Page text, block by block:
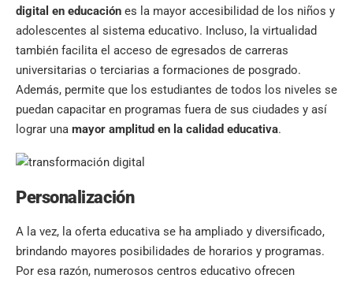
digital en educación es la mayor accesibilidad de los niños y
adolescentes al sistema educativo. Incluso, la virtualidad
también facilita el acceso de egresados de carreras
universitarias o terciarias a formaciones de posgrado.
Además, permite que los estudiantes de todos los niveles se
puedan capacitar en programas fuera de sus ciudades y así
lograr una mayor amplitud en la calidad educativa.
Personalización
A la vez, la oferta educativa se ha ampliado y diversificado,
brindando mayores posibilidades de horarios y programas.
Por esa razón, numerosos centros educativo ofrecen